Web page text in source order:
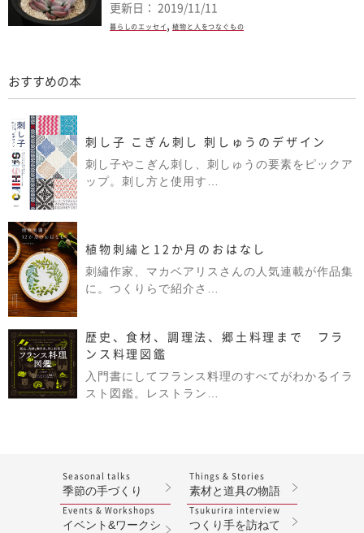
更新日： 2019/11/11
暮らしのエッセイ ,植物と人をつなぐもの
おすすめの本
刺し子 こぎん刺し 刺しゅうのデザイン
刺し子やこぎん刺し、刺しゅうの要素をピックア
ップ。刺し方と使用す…
植物刺繡と12か月のおはなし
刺繡作家、マカベアリスさんの人気連載が作品集
に。つくりらで紹介さ…
歴史、食材、調理法、郷土料理まで フラ
ンス料理図鑑
入門書にしてフランス料理のすべてがわかるイラ
スト図鑑。レストラン…
Seasonal talks
季節の手づくり
Things & Stories
素材と道具の物語
Events & Workshops
イベント&ワークシ
Tsukurira interview
つくり手を訪ねて